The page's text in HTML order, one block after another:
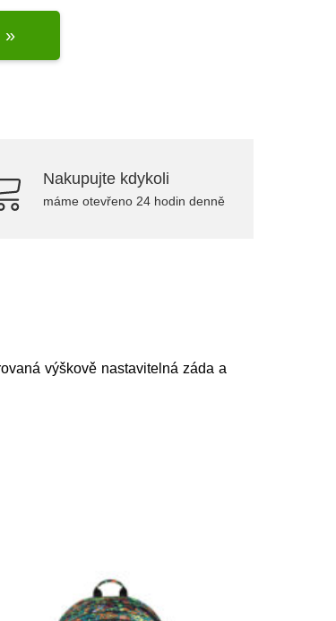
»
Nakupujte kdykoli
máme otevřeno 24 hodin denně
výškově nastavitelná záda a